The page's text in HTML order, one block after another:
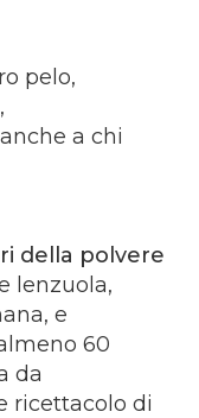
pelo,
a chi
della polvere
lenzuola,
e
60
da
ricettacolo di